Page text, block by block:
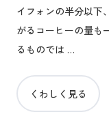
イフォンの半分以下
がるコーヒーの量も
るものでは …
くわしく見る